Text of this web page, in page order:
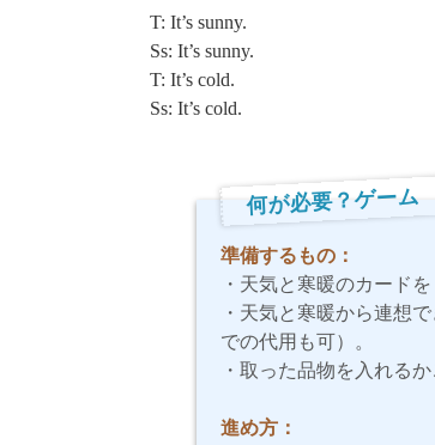
T: It’s sunny.
Ss: It’s sunny.
T: It’s cold.
Ss: It’s cold.
何が必要？ゲーム
準備するもの：
・天気と寒暖のカード
・天気と寒暖から連想
での代用も可）。
・取った品物を入れる
進め方：